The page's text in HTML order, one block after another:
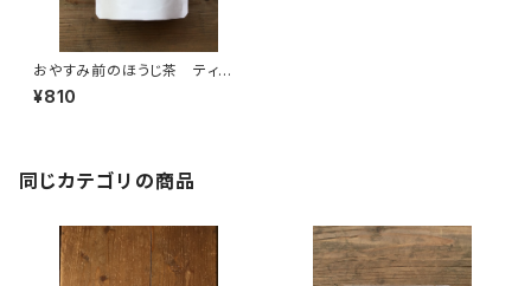
おやすみ前のほうじ茶 ティー
バッグ ７個入り チャック
付 夜 リラックスタイム ほう
茶 ティータイム ペアリン
グ オリジナルのお茶 国内産
¥810
同じカテゴリの商品